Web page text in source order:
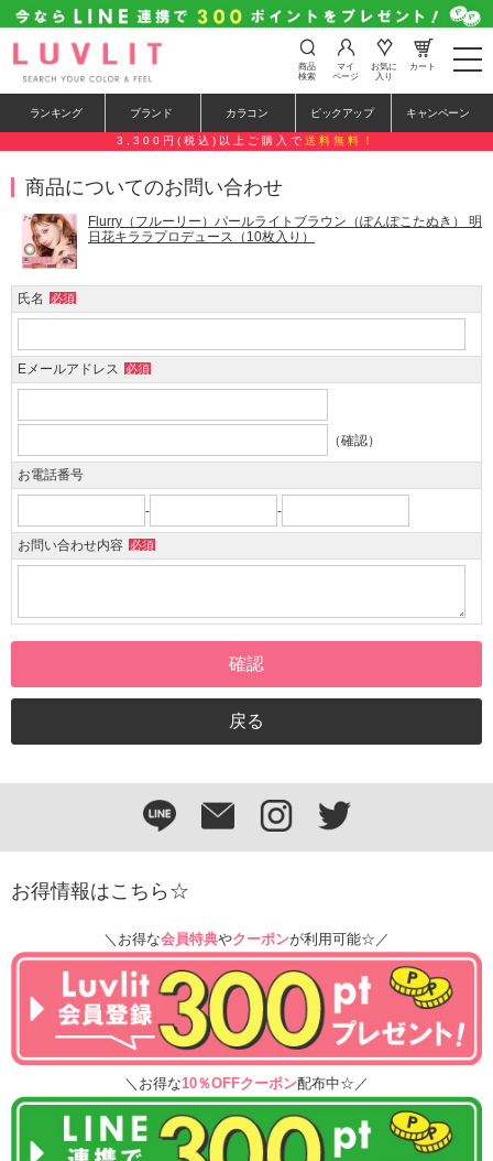
t
o
e
n
g
o
商品
検索
マイ
ページ
お気に
入り
カート
ランキング ブランド カラコン ピックアップ キャンペーン
3,300円(税込)以上ご購入で 送料無料！
商品についてのお問い合わせ
Flurry（フルーリー）パールライトブラウン（ぽんぽこたぬき） 明
日花キララプロデュース（10枚入り）
氏名 必須
Eメールアドレス 必須
（確認）
お電話番号
- -
お問い合わせ内容 必須
お得情報はこちら☆
＼お得な会員特典やクーポンが利用可能☆／
＼お得な10％OFFクーポン配布中☆／